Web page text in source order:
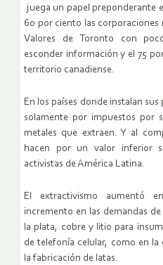
juega un papel preponderante
60 por ciento las corporaciones
Valores de Toronto con
esconder información y el 75
territorio canadiense.
En los países donde instalan
solamente por impuestos por
metales que extraen. Y al
hacen por un valor inferior
activistas de América Latina.
El extractivismo aumentó
incremento en las demandas
la plata, cobre y litio para
de telefonía celular, como en
la fabricación de latas.